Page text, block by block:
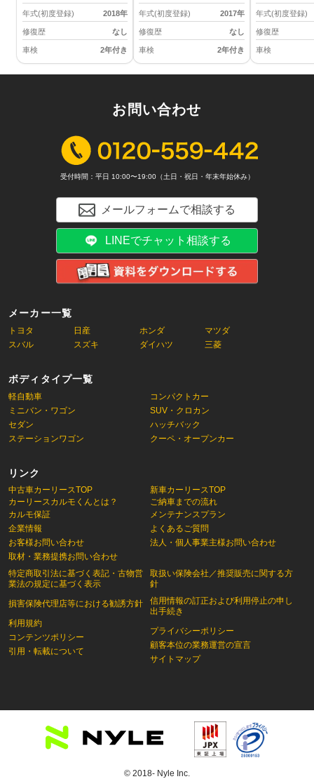
年式(初度登録) 2018年
修復歴 なし
車検 2年付き
年式(初度登録) 2017年
修復歴 なし
車検 2年付き
年式(初度登録)
修復歴
車検
メーカー一覧
トヨタ 日産 ホンダ
マツダ
スバル
スズキ ダイハツ 三菱
ボディタイプ一覧
軽自動車
コンパクトカー
ミニバン・ワゴン
SUV・クロカン
セダン
ハッチバック
ステーションワゴン
クーペ・オープンカー
リンク
中古車カーリースTOP
カーリースカルモくんとは？
新車カーリースTOP
ご納車までの流れ
カルモ保証
企業情報
お客様お問い合わせ
取材・業務提携お問い合わせ
特定商取引法に基づく表記・古物営
業法の規定に基づく表示
損害保険代理店等における勧誘方針
利用規約
コンテンツポリシー
引用・転載について
メンテナンスプラン
よくあるご質問
法人・個人事業主様お問い合わせ
取扱い保険会社／推奨販売に関する方
針
信用情報の訂正および利用停止の申し
出手続き
プライバシーポリシー
顧客本位の業務運営の宣言
サイトマップ
お問い合わせ
受付時間：平日 10:00〜19:00（土日・祝日・年末年始休み）
メールフォームで相談する
LINEでチャット相談する
© 2018- Nyle Inc.